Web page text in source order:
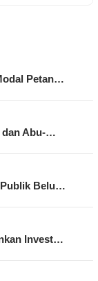
Petan…
dan Abu-…
Publik Belu…
Invest…